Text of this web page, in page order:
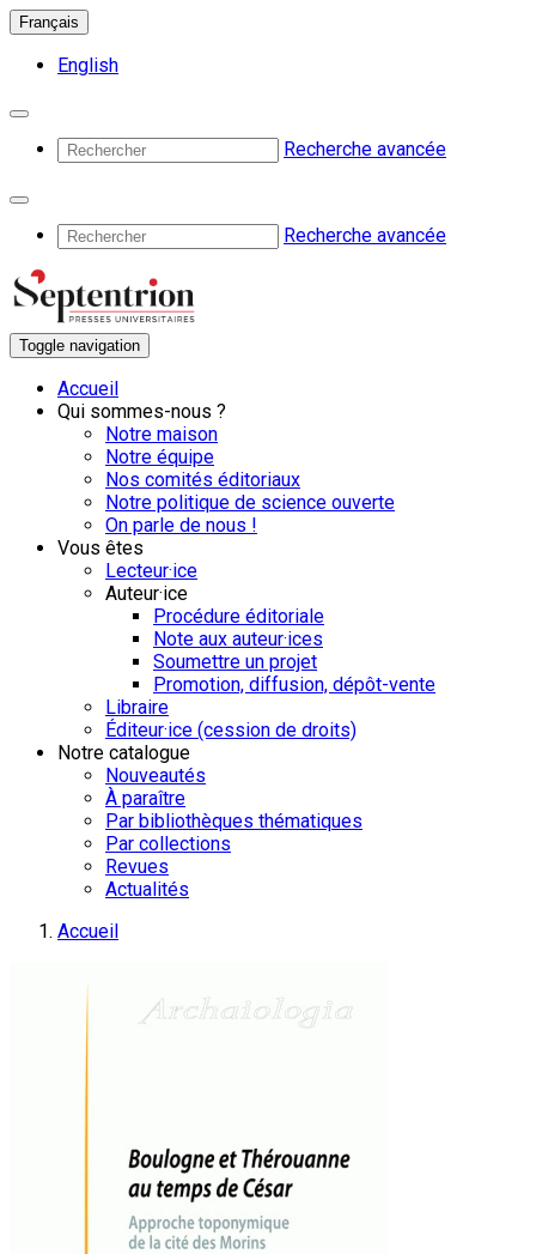
Français
English
Recherche avancée
Recherche avancée
Toggle navigation
Accueil
Qui sommes-nous ?
Notre maison
Notre équipe
Nos comités éditoriaux
Notre politique de science ouverte
On parle de nous !
Vous êtes
Lecteur·ice
Auteur·ice
Procédure éditoriale
Note aux auteur·ices
Soumettre un projet
Promotion, diffusion, dépôt-vente
Libraire
Éditeur·ice (cession de droits)
Notre catalogue
Nouveautés
À paraître
Par bibliothèques thématiques
Par collections
Revues
Actualités
Accueil